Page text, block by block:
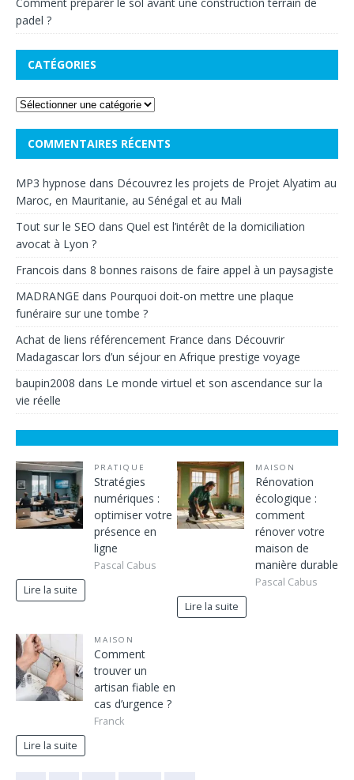
padel ?
CATÉGORIES
COMMENTAIRES RÉCENTS
MP3 hypnose dans Découvrez les projets de Projet Alyatim au
Maroc, en Mauritanie, au Sénégal et au Mali
Tout sur le SEO dans Quel est l’intérêt de la domiciliation
avocat à Lyon ?
Francois dans 8 bonnes raisons de faire appel à un paysagiste
MADRANGE dans Pourquoi doit-on mettre une plaque
funéraire sur une tombe ?
Achat de liens référencement France dans Découvrir
Madagascar lors d’un séjour en Afrique prestige voyage
baupin2008 dans Le monde virtuel et son ascendance sur la
vie réelle
PRATIQUE
Stratégies
numériques :
optimiser votre
présence en
ligne
Pascal Cabus
Lire la suite
MAISON
Rénovation
écologique :
comment
rénover votre
maison de
manière durable
Pascal Cabus
Lire la suite
MAISON
Comment
trouver un
artisan fiable en
cas d’urgence ?
Franck
Lire la suite